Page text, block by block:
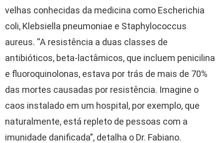
velhas conhecidas da medicina como Escherichia
coli, Klebsiella pneumoniae e Staphylococcus
aureus. “A resistência a duas classes de
antibióticos, beta-lactâmicos, que incluem penicilina
e fluoroquinolonas, estava por trás de mais de 70%
das mortes causadas por resistência. Imagine o
caos instalado em um hospital, por exemplo, que
naturalmente, está repleto de pessoas com a
imunidade danificada”, detalha o Dr. Fabiano.